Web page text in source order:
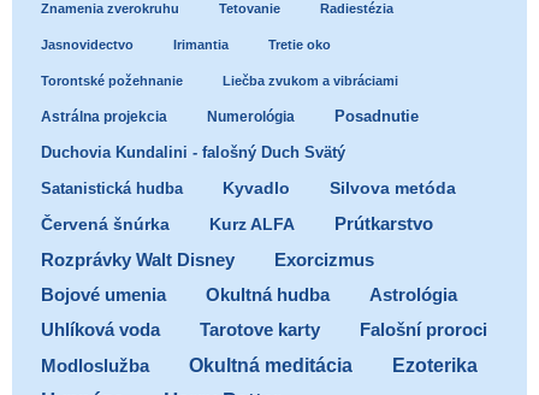
Znamenia zverokruhu Tetovanie Radiestézia
Jasnovidectvo Irimantia Tretie oko
Torontské požehnanie Liečba zvukom a vibráciami
Astrálna projekcia Numerológia
Posadnutie
Duchovia Kundalini - falošný Duch Svätý
Satanistická hudba
Kyvadlo
Silvova metóda
Červená šnúrka
Kurz ALFA
Prútkarstvo
Rozprávky Walt Disney
Exorcizmus
Bojové umenia
Okultná hudba
Astrológia
Uhlíková voda
Tarotove karty
Falošní proroci
Modloslužba
Okultná meditácia Ezoterika